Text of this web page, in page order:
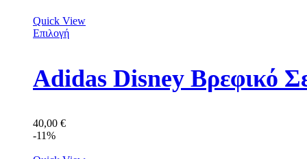
Quick View
Επιλογή
Adidas Disney Βρεφικό
40,00 €
-11%